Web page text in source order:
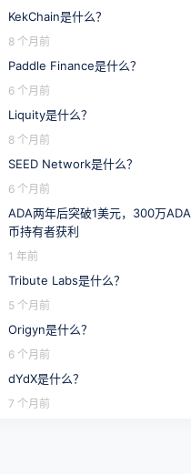
KekChain是什么？
8 个月前
Paddle Finance是什么？
6 个月前
Liquity是什么？
8 个月前
SEED Network是什么？
6 个月前
ADA两年后突破1美元，300万ADA
币持有者获利
1 年前
Tribute Labs是什么？
5 个月前
Origyn是什么？
6 个月前
dYdX是什么？
7 个月前